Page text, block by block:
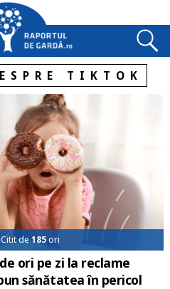
TIKTOK
de185ori
ori pe zi la reclame
sănătatea în pericol